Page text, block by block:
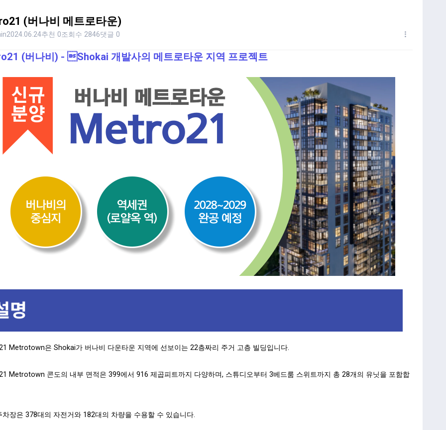
(버나비 메트로타운)
2024.06.24추천 0조회수 2846댓글 0
(버나비) - Shokai 개발사의 메트로타운 지역 프로젝트
Metrotown은 Shokai가 버나비 다운타운 지역에 선보이는 22층짜리 주거 고층 빌딩입니다.
Metrotown 콘도의 내부 면적은 399에서 916 제곱피트까지 다양하며, 스튜디오부터 3베드룸 스위트까지 총 28개의 유닛을 포함합
차장은 378대의 자전거와 182대의 차량을 수용할 수 있습니다.